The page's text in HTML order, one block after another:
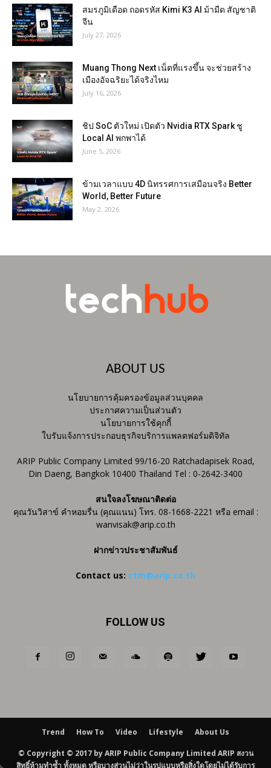
สมรภูมิเดือด ถอดรหัส Kimi K3 AI ม้ามืด สัญชาติ
จีน
July 27, 2026
Muang Thong Next เน็ตที่แรงขึ้น จะช่วยสร้าง
เมืองอัจฉริยะได้จริงไหม
July 16, 2026
ชิป SoC ตัวใหม่ เปิดตัว Nvidia RTX Spark ชู
Local AI พกพาได้
June 5, 2026
ข้ามเวลาแบบ 4D นิทรรศการเสมือนจริง Better
World, Better Future
May 2, 2026
ABOUT US
นโยบายการคุ้มครองข้อมูลส่วนบุคคล
ประกาศความเป็นส่วนตัว
นโยบายการใช้คุกกี้
ใบรับแจ้งการประกอบธุรกิจบริการแพลตฟอร์มดิจิทัล
ARIP Public Company Limited 99/16-20 Ratchadapisek Road,
Din Daeng, Bangkok 10400 Thailand Tel : 0-2642-3400
สนใจลงโฆษณาติดต่อ
คุณวันวิสาข์ คำหอมรื่น (คุณแนน) โทร. 08-1668-2221 หรือ email :
wanvisak@arip.co.th
ฝากข่าวประชาสัมพันธ์
Contact us: ctm@arip.co.th
FOLLOW US
Trend How To Video Lifestyle About Us
© Copyright © 2017 by ARIP Public Company Limited ARIP สงวน
สิทธิ์ห้ามทำซ้ำ ทั้งหมด หรือบางส่วนไม่ว่าในรูปแบบหรือสิ่งใดโดยไม่ได้รับการ